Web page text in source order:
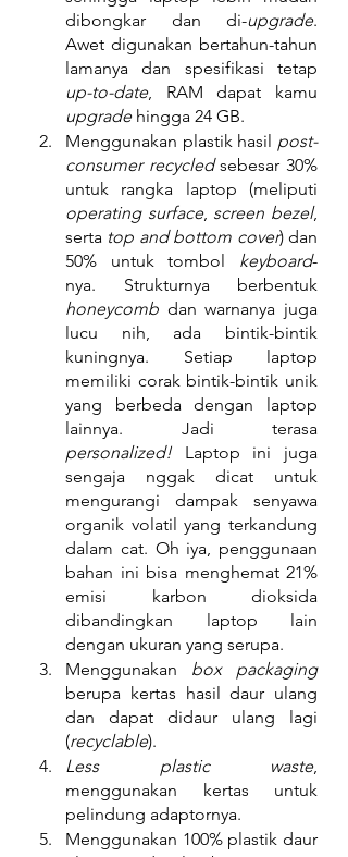
dibongkar dan di-upgrade.
Awet digunakan bertahun-tahun
up-to-date
upgrade hingga 24 GB.
Menggunakan plastik hasil post-
consumer recycled sebesar 30%
operating surface, screen bezel,
serta top and bottom cover) dan
50% untuk tombol keyboard-
honeycomb dan warnanya juga
lucu nih, ada bintik-bintik
kuningnya. Setiap laptop
memiliki corak bintik-bintik unik
yang berbeda dengan laptop
personalized! Laptop ini juga
sengaja nggak dicat untuk
mengurangi dampak senyawa
organik volatil yang terkandung
dalam cat. Oh iya, penggunaan
bahan ini bisa menghemat 21%
emisi karbon dioksida
dibandingkan laptop lain
dengan ukuran yang serupa.
Menggunakan box packaging
berupa kertas hasil daur ulang
dan dapat didaur ulang lagi
(recyclable).
Less plastic waste,
menggunakan kertas untuk
pelindung adaptornya.
Menggunakan 100% plastik daur